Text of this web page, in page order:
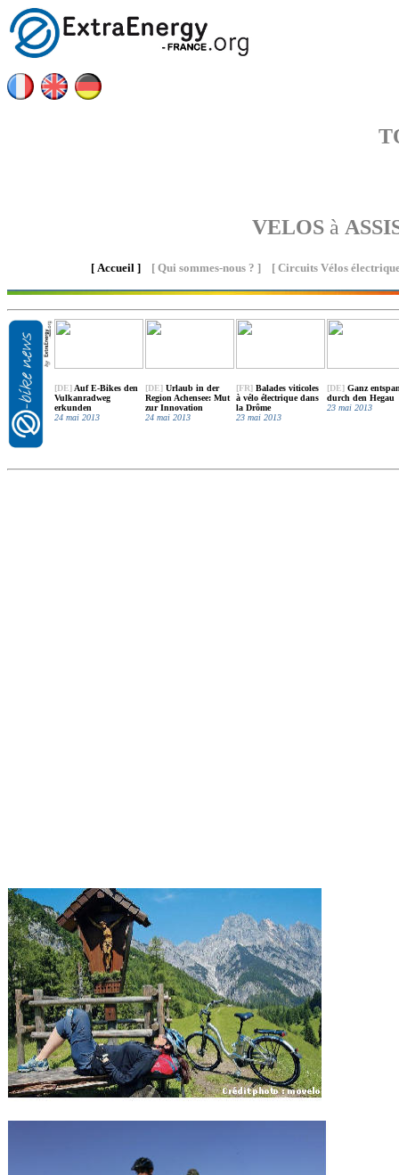
VELOSà
[ Accueil][ Qui sommes-nous ? ] [ Circuits Vélos
[DE] Auf E-Bikes den
Vulkanradweg
erkunden
24 mai 2013
[DE] Urlaub in der
Region Achensee: Mut
zur Innovation
24 mai 2013
[FR] Balades viticoles
à vélo électrique dans
la Drôme
23 mai 2013
[DE] Ganz
durch den Hegau
23 mai 2013